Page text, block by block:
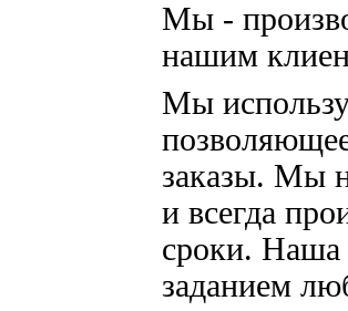
Мы -
нашим
Мы
заказы. Мы
и всегда
сроки. Наша
заданием